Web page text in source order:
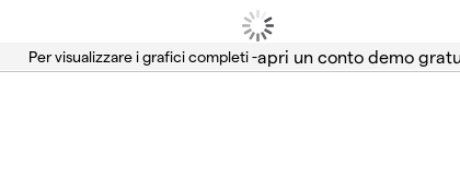
Per visualizzare i grafici completi -